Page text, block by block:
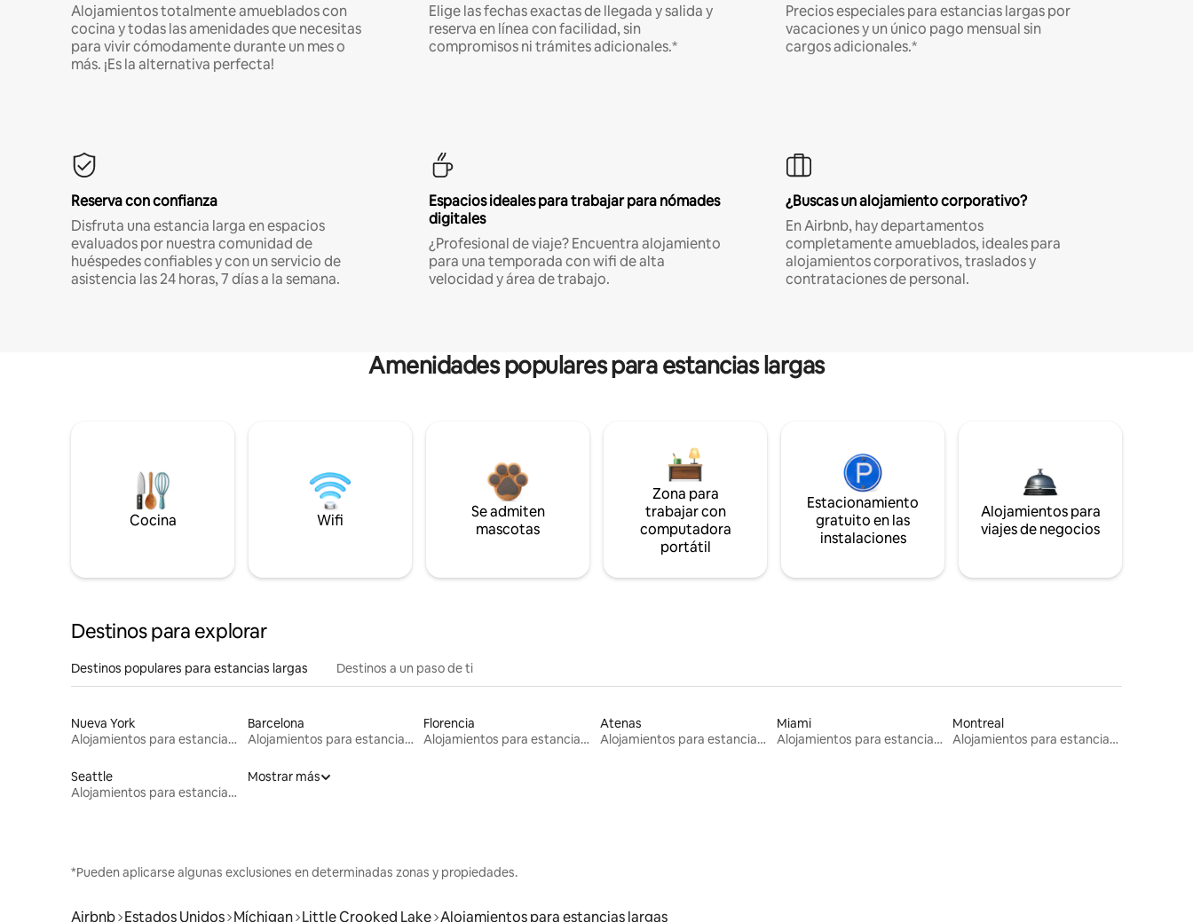
Alojamientos totalmente amueblados con
cocina y todas las amenidades que necesitas
para vivir cómodamente durante un mes o
más. ¡Es la alternativa perfecta!
Elige las fechas exactas de llegada y salida y
reserva en línea con facilidad, sin
compromisos ni trámites adicionales.*
Precios especiales para estancias largas por
vacaciones y un único pago mensual sin
cargos adicionales.*
Reserva con confianza
Disfruta una estancia larga en espacios
evaluados por nuestra comunidad de
huéspedes confiables y con un servicio de
asistencia las 24 horas, 7 días a la semana.
Espacios ideales para trabajar para nómades
digitales
¿Profesional de viaje? Encuentra alojamiento
para una temporada con wifi de alta
velocidad y área de trabajo.
¿Buscas un alojamiento corporativo?
En Airbnb, hay departamentos
completamente amueblados, ideales para
alojamientos corporativos, traslados y
contrataciones de personal.
Amenidades populares para estancias largas
Cocina Wifi
Se admiten
mascotas
Zona para
trabajar con
computadora
portátil
Estacionamiento
gratuito en las
instalaciones
Alojamientos para
viajes de negocios
Destinos para explorar
Destinos populares para estancias largas Destinos a un paso de ti
Nueva York
Alojamientos para estancias largas
Barcelona
Alojamientos para estancias largas
Florencia
Alojamientos para estancias largas
Atenas
Alojamientos para estancias largas
Miami
Alojamientos para estancias largas
Montreal
Alojamientos para estancias largas
Seattle
Alojamientos para estancias largas
Mostrar más
*Pueden aplicarse algunas exclusiones en determinadas zonas y propiedades.
Airbnb Estados Unidos Míchigan Little Crooked Lake Alojamientos para estancias largas